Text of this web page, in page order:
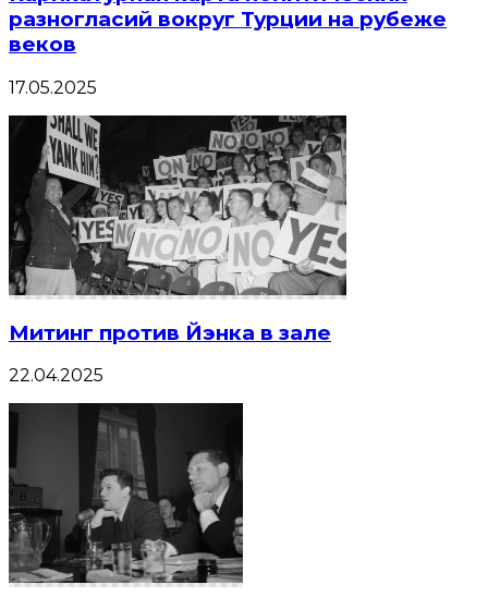
разногласий вокруг Турции на рубеже
веков
17.05.2025
Митинг против Йэнка в зале
22.04.2025